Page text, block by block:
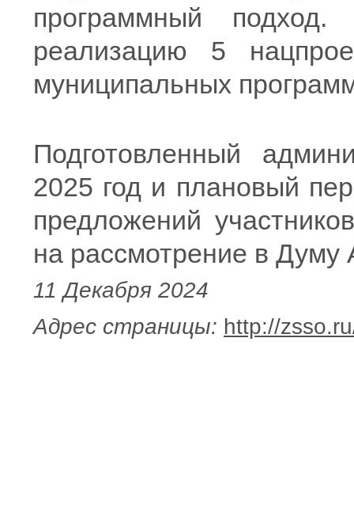
программный
реализацию 5
муниципальных
Подготовленный
2025 год и плановый
предложений
на рассмотрение в Думу
11 Декабря 2024
Адрес страницы: http://